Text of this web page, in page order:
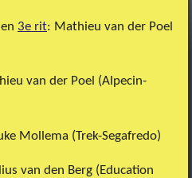
en 3e rit: Mathieu van der Poel
van der Poel (Alpecin-
Mollema (Trek-Segafredo)
van den Berg (Education